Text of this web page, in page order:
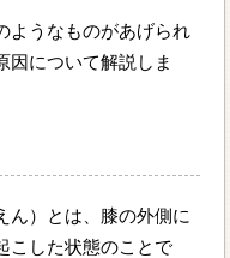
ようなものがあげられ
因について解説しま
ん）とは、膝の外側に
こした状態のことで